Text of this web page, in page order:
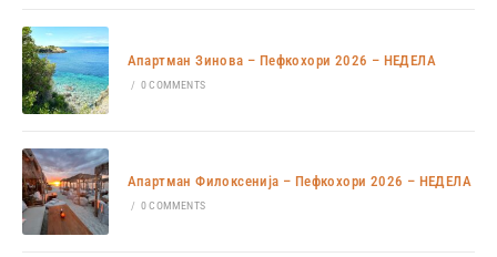
Апартман Зинова – Пефкохори 2026 – НЕДЕЛА
/ 0 COMMENTS
Апартман Филоксенија – Пефкохори 2026 – НЕДЕЛА
/ 0 COMMENTS